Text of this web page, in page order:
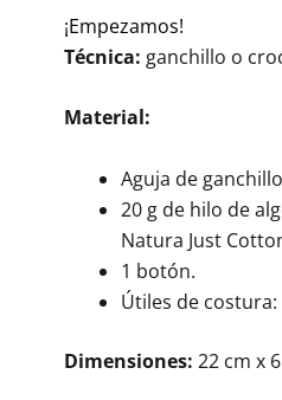
¡Empezamos!
Técnica: ganchillo o
Material:
Aguja de
20 g de hilo de
Natura Just
1 botón.
Útiles de
Dimensiones: 22 cm x